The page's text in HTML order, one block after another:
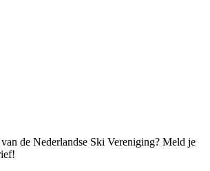
de Nederlandse Ski Vereniging? Meld je